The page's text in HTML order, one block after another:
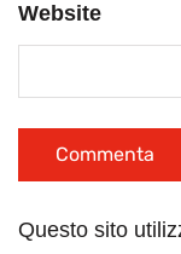
Website
Questo sito